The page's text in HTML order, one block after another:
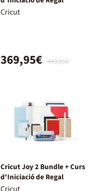
Cricut
449,95€
369,95€
Cricut Joy 2 Bundle + Curs
d'Iniciació de Regal